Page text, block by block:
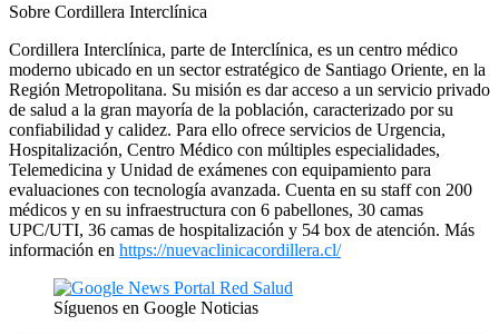
Sobre Cordillera Interclínica
Cordillera Interclínica, parte de Interclínica, es un centro médico
moderno ubicado en un sector estratégico de Santiago Oriente, en la
Región Metropolitana. Su misión es dar acceso a un servicio privado
de salud a la gran mayoría de la población, caracterizado por su
confiabilidad y calidez. Para ello ofrece servicios de Urgencia,
Hospitalización, Centro Médico con múltiples especialidades,
Telemedicina y Unidad de exámenes con equipamiento para
evaluaciones con tecnología avanzada. Cuenta en su staff con 200
médicos y en su infraestructura con 6 pabellones, 30 camas
UPC/UTI, 36 camas de hospitalización y 54 box de atención. Más
información en https://nuevaclinicacordillera.cl/
Síguenos en Google Noticias